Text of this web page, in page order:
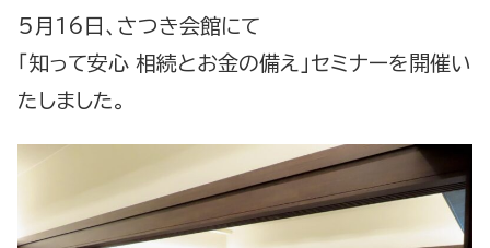
5月16日、さつき会館にて
「知って安心 相続とお金の備え」セミナーを開催い
たしました。